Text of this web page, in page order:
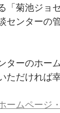
「菊池ジョ
センターの
ターのホー
だければ幸
ームページ